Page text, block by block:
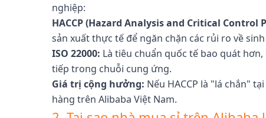
nghiệp:
HACCP (Hazard Analysis and Critical Control
sản xuất thực tế để ngăn chặn các rủi ro về
ISO 22000: Là tiêu chuẩn quốc tế bao quát
tiếp trong chuỗi cung ứng.
Giá trị cộng hưởng: Nếu HACCP là "lá chắn"
hàng trên Alibaba Việt Nam.